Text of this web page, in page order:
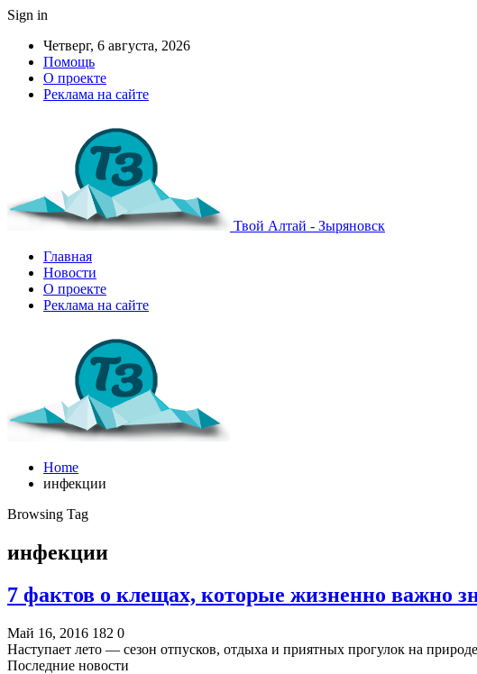
Sign in
Четверг, 6 августа, 2026
Помощь
О проекте
Реклама на сайте
Твой Алтай - Зыряновск
Главная
Новости
О проекте
Реклама на сайте
Home
инфекции
Browsing Tag
инфекции
7 фактов о клещах, которые жизненно важно
Май 16, 2016 182 0
Наступает лето — сезон отпусков, отдыха и приятных прогулок на
Последние новости